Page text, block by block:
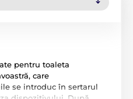
pentru toaleta
care
se introduc în sertarul